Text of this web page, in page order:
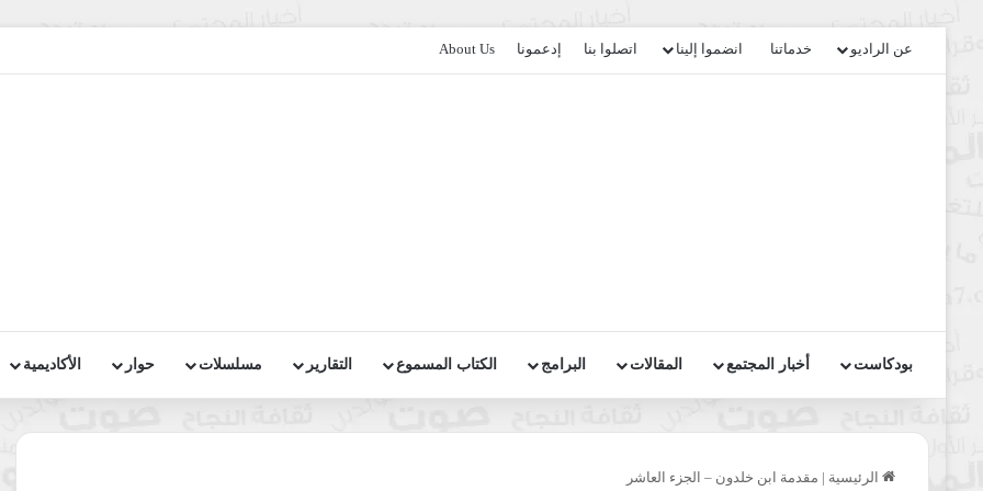
عن الراديو خدماتنا انضموا إلينا اتصلوا بنا إدعمونا About Us
بودكاست أخبار المجتمع المقالات البرامج الكتاب المسموع التقارير مسلسلات حوار الأكاديمية
الرئيسية | مقدمة ابن خلدون – الجزء العاشر